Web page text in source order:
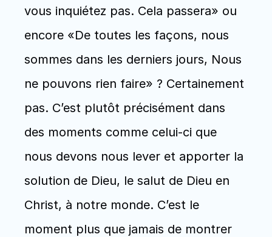
vous inquiétez pas. Cela passera» ou
encore «De toutes les façons, nous
sommes dans les derniers jours, Nous
ne pouvons rien faire» ? Certainement
pas. C’est plutôt précisément dans
des moments comme celui-ci que
nous devons nous lever et apporter la
solution de Dieu, le salut de Dieu en
Christ, à notre monde. C’est le
moment plus que jamais de montrer